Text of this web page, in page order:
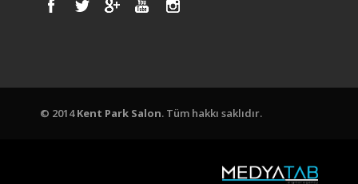
© 2014Kent Park Salon. Tüm hakkı saklıdır.